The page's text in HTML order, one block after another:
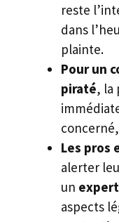
reste
dans
plainte.
Pour un
piraté, la
Les pros
alerter
un
aspects